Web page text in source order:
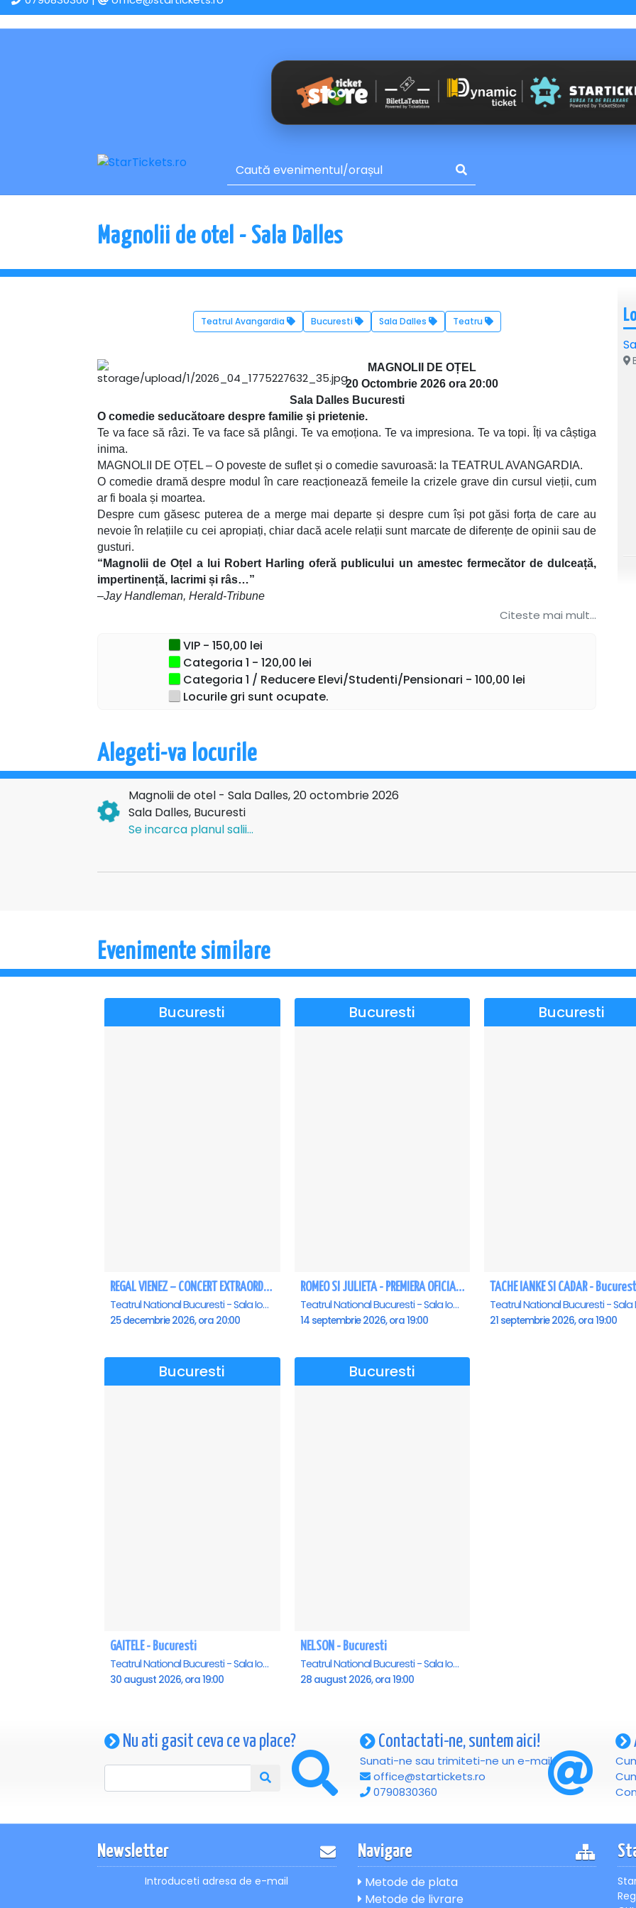
Magnolii de otel - Sala Dalles
Teatrul Avangardia Bucuresti Sala Dalles Teatru
MAGNOLII DE OȚEL
20 Octombrie 2026 ora 20:00
Sala Dalles Bucuresti
O comedie seducătoare despre familie și prietenie.
Te va face să râzi. Te va face să plângi. Te va emoționa. Te va impresiona. Te va topi. Îți va câștiga
inima.
MAGNOLII DE OȚEL – O poveste de suflet și o comedie savuroasă: la TEATRUL AVANGARDIA.
O comedie dramă despre modul în care reacționează femeile la crizele grave din cursul vieții, cum
ar fi boala și moartea.
Despre cum găsesc puterea de a merge mai departe și despre cum își pot găsi forța de care au
nevoie în relațiile cu cei apropiați, chiar dacă acele relații sunt marcate de diferențe de opinii sau de
gusturi.
“Magnolii de Oțel a lui Robert Harling oferă publicului un amestec fermecător de dulceață,
impertinență, lacrimi și râs…”
–Jay Handleman, Herald-Tribune
Maia Morgenstern, Victoria Cociaș, Crenguța Hariton, Ștefana Samfira, Ioana Barbu,
Ricard Reguant
Irina Margareta Nistor
Light Design:Dan Bujor
Bogdan Amarfi
ridicol și sublim. ”
Răzvana Niță – Critic de teatru
dramatică”
Ileana Lucaciu – Critic de teatru
Citeste mai mult...
VIP - 150,00 lei
Categoria 1 - 120,00 lei
Categoria 1 / Reducere Elevi/Studenti/Pensionari - 100,00 lei
Locurile gri sunt ocupate.
Alegeti-va locurile
Magnolii de otel - Sala Dalles, 20 octombrie 2026
Sala Dalles, Bucuresti
Se incarca planul salii...
Evenimente similare
Bucuresti
REGAL VIENEZ – CONCERT EXTRAORDINAR DE CRACIUN - Bucuresti
Teatrul National Bucuresti - Sala Ion Caramitru, Bucuresti
25 decembrie 2026, ora 20:00
Bucuresti
ROMEO SI JULIETA - PREMIERA OFICIALA - Bucuresti
Teatrul National Bucuresti - Sala Ion Caramitru, Bucuresti
14 septembrie 2026, ora 19:00
Bucuresti
TACHE IANKE SI CADAR -
21 septembrie 2026, ora 19:00
Bucuresti
GAITELE - Bucuresti
Teatrul National Bucuresti - Sala Ion Caramitru, Bucuresti
30 august 2026, ora 19:00
Bucuresti
NELSON - Bucuresti
Teatrul National Bucuresti - Sala Ion Caramitru, Bucuresti
28 august 2026, ora 19:00
Nu ati gasit ceva ce va place? Contactati-ne, suntem aici!
Sunati-ne sau trimiteti-ne un e-mail
office@startickets.ro
0790830360
Newsletter
Introduceti adresa de e-mail
Navigare
Metode de plata
Metode de livrare